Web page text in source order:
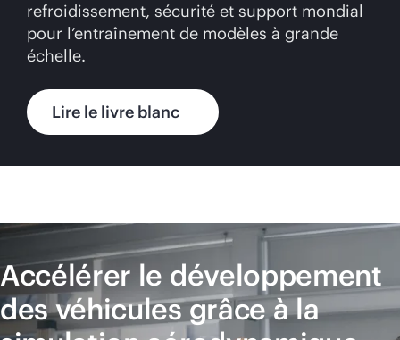
refroidissement, sécurité et support mondial
pour l’entraînement de modèles à grande
échelle.
Lire le livre blanc
Accélérer le développement
des véhicules grâce à la